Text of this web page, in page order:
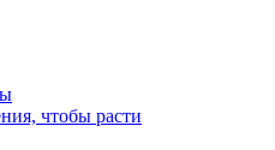
чтобы расти